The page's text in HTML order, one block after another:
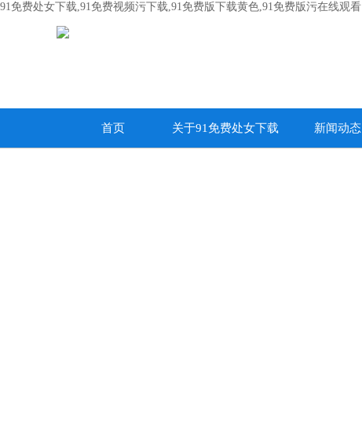
91免费处女下载,91免费视频污下载,91免费版下载黄色,91免费版污在线观看
首页 关于91免费处女下载 新闻动态